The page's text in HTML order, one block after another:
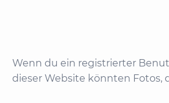
Wenn du ein registrierter
dieser Website könnten Fotos,